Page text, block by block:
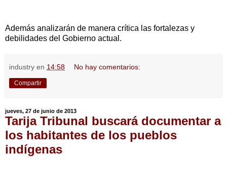
Además analizarán de manera crítica las fortalezas y
debilidades del Gobierno actual.
industry en 14:58 No hay comentarios:
Compartir
jueves, 27 de junio de 2013
Tarija Tribunal buscará documentar a
los habitantes de los pueblos
indígenas